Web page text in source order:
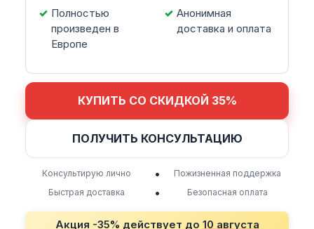
Полностью
произведен в
Европе
Анонимная
доставка и оплата
КУПИТЬ СО СКИДКОЙ 35%
ПОЛУЧИТЬ КОНСУЛЬТАЦИЮ
Консультирую лично •
Пожизненная поддержка
Быстрая доставка
• Безопасная оплата
Акция -35% действует до 10 августа